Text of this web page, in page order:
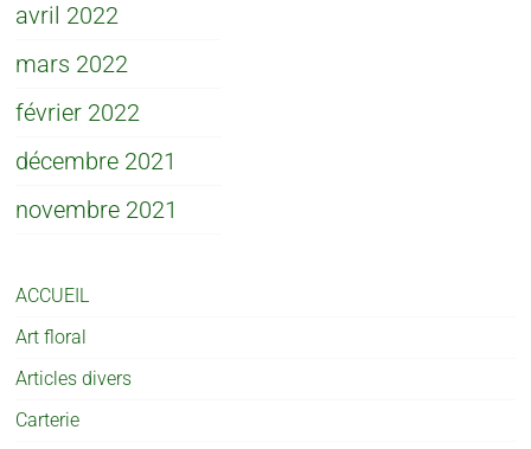
avril 2022
mars 2022
février 2022
décembre 2021
novembre 2021
ACCUEIL
Art floral
Articles divers
Carterie